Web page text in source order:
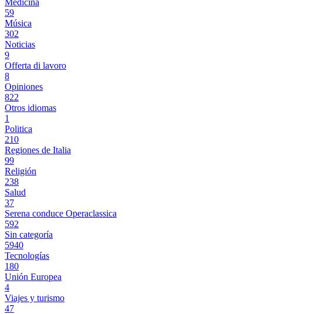
59
Música
302
Noticias
9
Offerta di lavoro
8
Opiniones
822
Otros idiomas
1
Politica
210
Regiones de Italia
99
Religión
238
Salud
37
Serena conduce Operaclassica
592
Sin categoría
5940
Tecnologías
180
Unión Europea
4
Viajes y turismo
47